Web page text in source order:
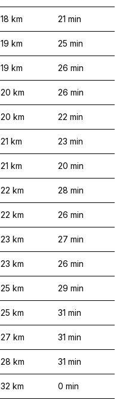
18 km 21 min
19 km 25 min
19 km 26 min
20 km 26 min
20 km 22 min
21 km 23 min
21 km 20 min
22 km 28 min
22 km 26 min
23 km 27 min
23 km 26 min
25 km 29 min
25 km 31 min
27 km 31 min
28 km 31 min
32 km 0 min